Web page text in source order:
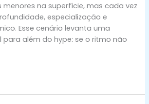
menores na superfície, mas cada vez
especialização e
Esse cenário levanta uma
além do hype: se o ritmo não